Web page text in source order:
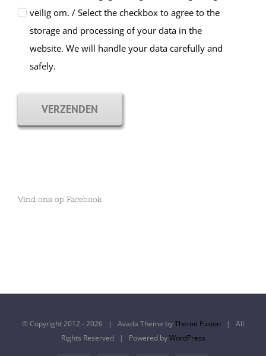
veilig om. / Select the checkbox to agree to the
storage and processing of your data in the
website. We will handle your data carefully and
safely.
VERZENDEN
Vind ons op Facebook
© Copyright 2012 -2026 | Avada Theme byTheme Fusion | All
Rights Reserved | Powered byWordPress